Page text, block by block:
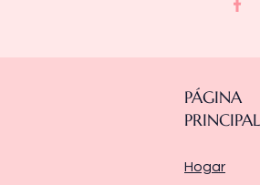
PÁGINA
PRINCIPAL
Hogar